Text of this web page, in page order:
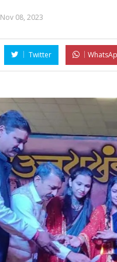
Nov 08, 2023
Twitter